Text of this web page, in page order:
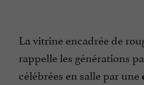
La vitrine encadrée de
rappelle les générations
célébrées en salle par une